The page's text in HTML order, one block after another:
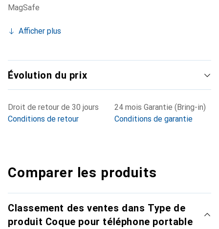
MagSafe
Afficher plus
Évolution du prix
Droit de retour de 30 jours
Conditions de retour
24 mois Garantie (Bring-in)
Conditions de garantie
Comparer les produits
Classement des ventes dans Type de
produit Coque pour téléphone portable